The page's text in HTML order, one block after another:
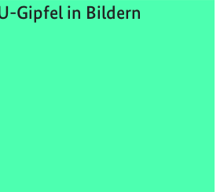
Gipfel in Bildern